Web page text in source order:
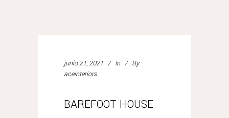
junio 21, 2021 In
By
aceinteriors
BAREFOOT HOUSE